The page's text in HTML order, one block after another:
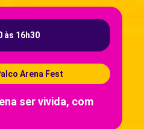
às 16h30
Arena Fest
ser vivida, com